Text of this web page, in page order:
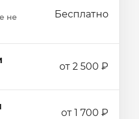
не
Бесплатно
от 2 500 ₽
от 1 700 ₽